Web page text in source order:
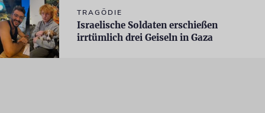
TRAGÖDIE
Israelische Soldaten erschießen
irrtümlich drei Geiseln in Gaza